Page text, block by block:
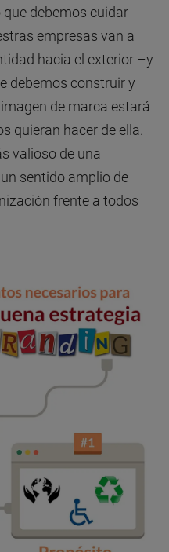
debemos cuidar
empresas van a
hacia el exterior –y
debemos construir y
de marca estará
quieran hacer de ella.
valioso de una
sentido amplio de
frente a todos